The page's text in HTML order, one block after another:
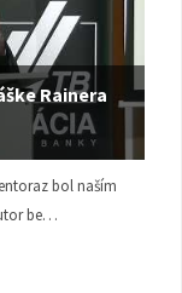
Rainera
bol naším
be…